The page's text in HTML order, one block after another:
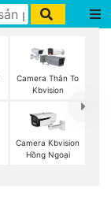
Camera Thân To
Kbvision
Camera Kbvision
Hồng Ngoại